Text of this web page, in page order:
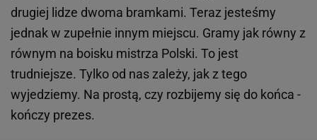
drugiej lidze dwoma bramkami. Teraz jesteśmy
jednak w zupełnie innym miejscu. Gramy jak równy z
równym na boisku mistrza Polski. To jest
trudniejsze. Tylko od nas zależy, jak z tego
wyjedziemy. Na prostą, czy rozbijemy się do końca -
kończy prezes.